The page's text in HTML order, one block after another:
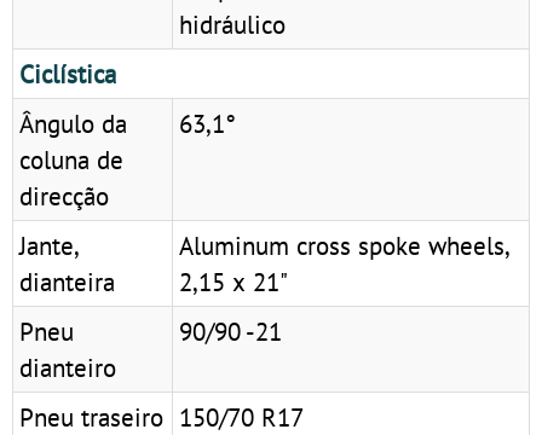
hidráulico
Ciclística
Ângulo da
coluna de
direcção
63,1°
Jante,
dianteira
Aluminum cross spoke wheels,
2,15 x 21"
Pneu
dianteiro
90/90 -21
Pneu traseiro 150/70 R17